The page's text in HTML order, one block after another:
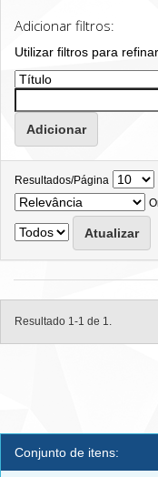
Adicionar filtros:
Utilizar filtros para
Resultados/Página
Resultado 1-1 de 1.
Conjunto de itens: